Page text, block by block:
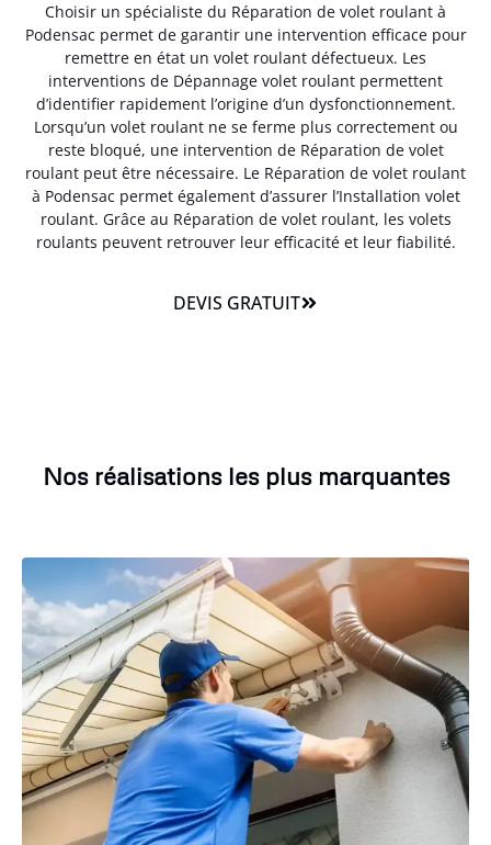
Choisir un spécialiste du Réparation de volet roulant à
Podensac permet de garantir une intervention efficace pour
remettre en état un volet roulant défectueux. Les
interventions de Dépannage volet roulant permettent
d’identifier rapidement l’origine d’un dysfonctionnement.
Lorsqu’un volet roulant ne se ferme plus correctement ou
reste bloqué, une intervention de Réparation de volet
roulant peut être nécessaire. Le Réparation de volet roulant
à Podensac permet également d’assurer l’Installation volet
roulant. Grâce au Réparation de volet roulant, les volets
roulants peuvent retrouver leur efficacité et leur fiabilité.
DEVIS GRATUIT
Nos réalisations les plus marquantes